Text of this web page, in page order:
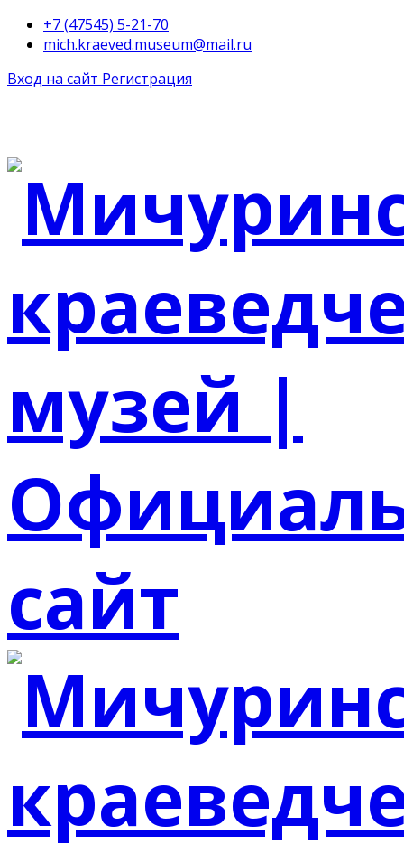
+7 (47545) 5-21-70
mich.kraeved.museum@mail.ru
Вход на сайт Регистрация